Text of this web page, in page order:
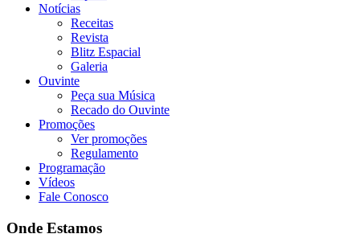
Notícias
Receitas
Revista
Blitz Espacial
Galeria
Ouvinte
Peça sua Música
Recado do Ouvinte
Promoções
Ver promoções
Regulamento
Programação
Vídeos
Fale Conosco
Onde Estamos